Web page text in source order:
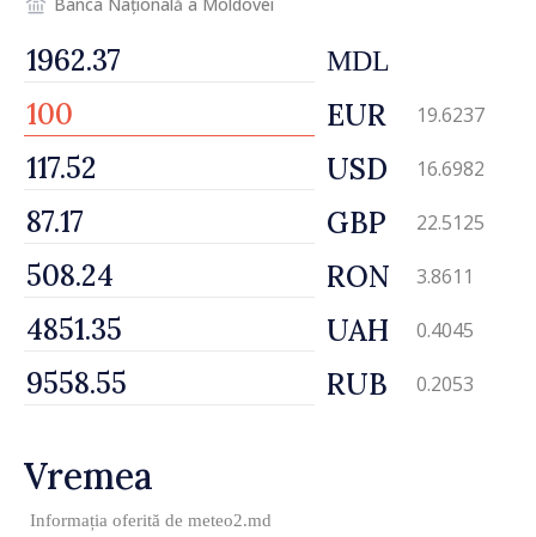
MDL
EUR 19.6237
USD 16.6982
GBP 22.5125
RON 3.8611
UAH 0.4045
RUB 0.2053
Vremea
Informația oferită de meteo2.md